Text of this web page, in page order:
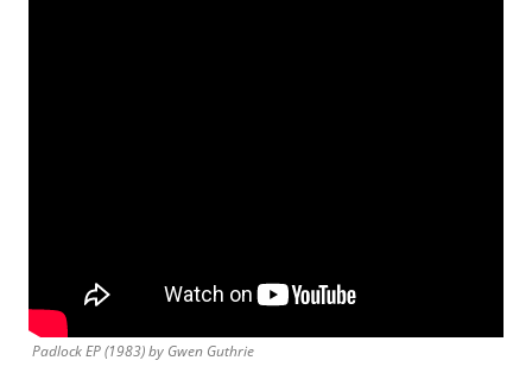
Padlock EP(1983) by Gwen Guthrie